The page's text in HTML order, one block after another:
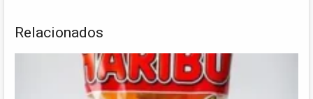
Relacionados